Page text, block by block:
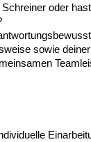
oder
sowie